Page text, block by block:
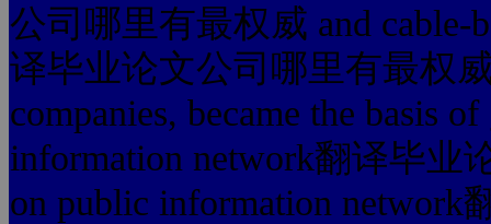
公司哪里有最权威 and cable-
译毕业论文公司哪里有最权威
companies, became the basis
information network翻译毕业
on public information